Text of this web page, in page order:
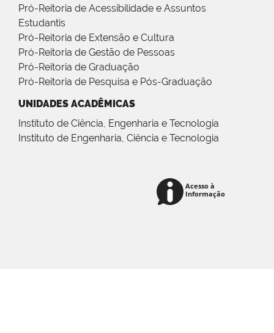
Pró-Reitoria de Acessibilidade e Assuntos
Estudantis
Pró-Reitoria de Extensão e Cultura
Pró-Reitoria de Gestão de Pessoas
Pró-Reitoria de Graduação
Pró-Reitoria de Pesquisa e Pós-Graduação
UNIDADES ACADÊMICAS
Instituto de Ciência, Engenharia e Tecnologia
Instituto de Engenharia, Ciência e Tecnologia